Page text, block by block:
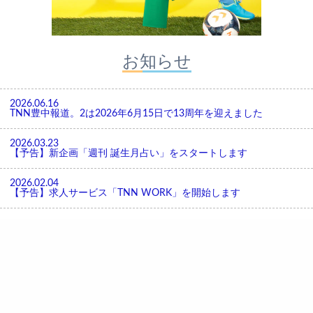
お知らせ
2026.06.16
TNN豊中報道。2は2026年6月15日で13周年を迎えました
2026.03.23
【予告】新企画「週刊 誕生月占い」をスタートします
2026.02.04
【予告】求人サービス「TNN WORK」を開始します